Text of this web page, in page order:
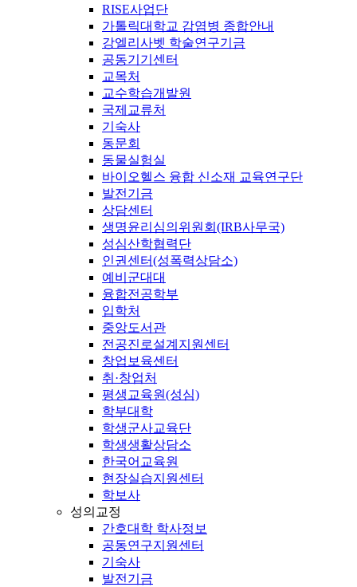
RISE사업단
가톨릭대학교 감염병 종합안내
강엘리사벳 학술연구기금
공동기기센터
교목처
교수학습개발원
국제교류처
기숙사
동문회
동물실험실
바이오헬스 융합 신소재 교육연구단
발전기금
상담센터
생명윤리심의위원회(IRB사무국)
성심산학협력단
인권센터(성폭력상담소)
예비군대대
융합전공학부
입학처
중앙도서관
전공진로설계지원센터
창업보육센터
취·창업처
평생교육원(성심)
학부대학
학생군사교육단
학생생활상담소
한국어교육원
현장실습지원센터
학보사
성의교정
간호대학 학사정보
공동연구지원센터
기숙사
발전기금